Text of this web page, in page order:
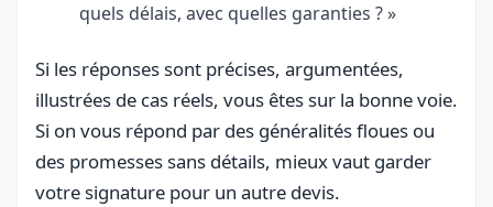
quels délais, avec quelles garanties ? »
Si les réponses sont précises, argumentées,
illustrées de cas réels, vous êtes sur la bonne voie.
Si on vous répond par des généralités floues ou
des promesses sans détails, mieux vaut garder
votre signature pour un autre devis.